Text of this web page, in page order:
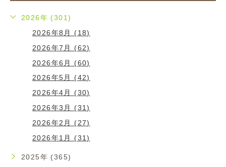
2026年 (301)
2026年8月 (18)
2026年7月 (62)
2026年6月 (60)
2026年5月 (42)
2026年4月 (30)
2026年3月 (31)
2026年2月 (27)
2026年1月 (31)
2025年 (365)